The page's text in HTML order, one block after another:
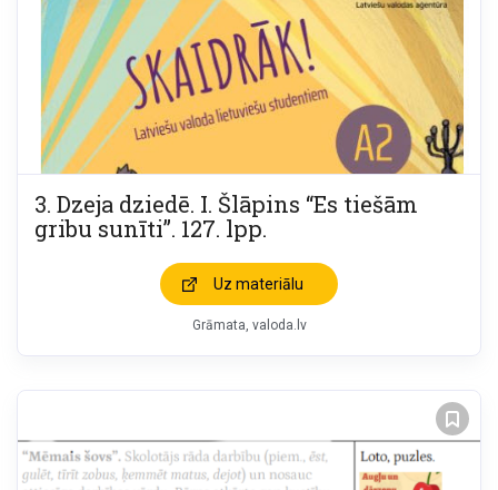
3. Dzeja dziedē. I. Šlāpins “Es tiešām
gribu sunīti”. 127. lpp.
Uz materiālu
Grāmata valoda.lv